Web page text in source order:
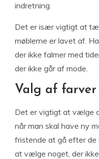
indretning.
Det er især vigtigt at
møblerne er lavet af.
der ikke falmer med
der ikke går af mode.
Valg af
Det er vigtigt at vælge
når man skal have ny
fristende at gå efter de
at vælge noget, der